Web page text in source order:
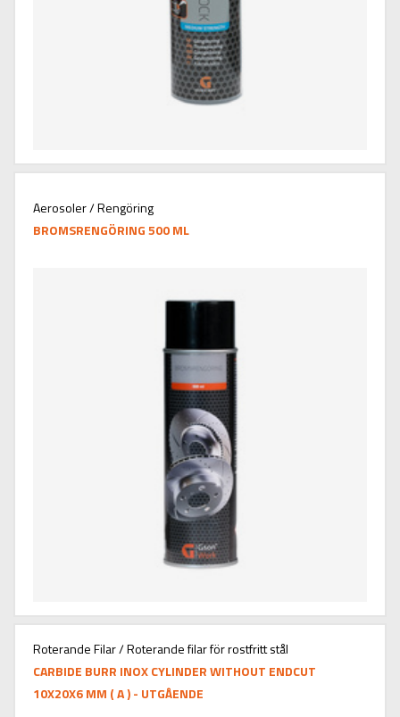
Aerosoler / Rengöring
BROMSRENGÖRING 500 ML
Roterande Filar / Roterande filar för rostfritt stål
CARBIDE BURR INOX CYLINDER WITHOUT ENDCUT
10X20X6 MM ( A ) - UTGÅENDE